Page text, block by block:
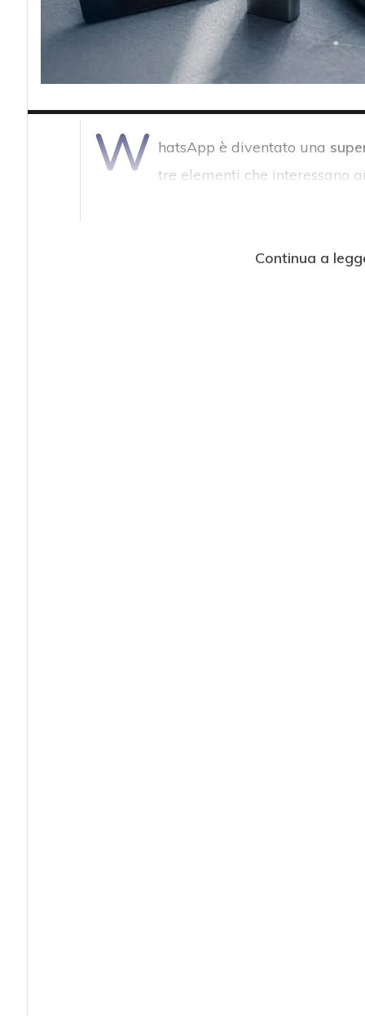
W hatsApp è diventato una
tre elementi che interessano
Continua a